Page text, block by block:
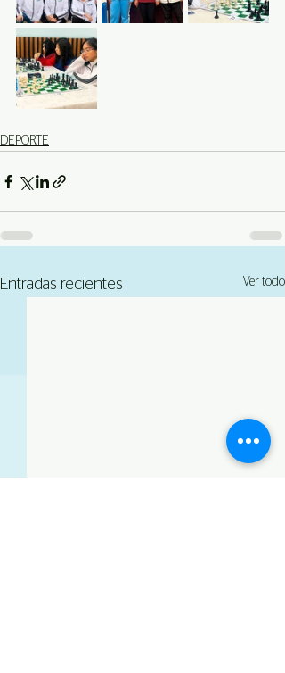
DEPORTE
Entradas recientes Ver todo